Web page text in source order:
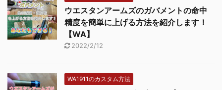
ウエスタンアームズのガバメントの命中
精度を簡単に上げる方法を紹介します！
【WA】
2022/2/12
WA1911のカスタム方法